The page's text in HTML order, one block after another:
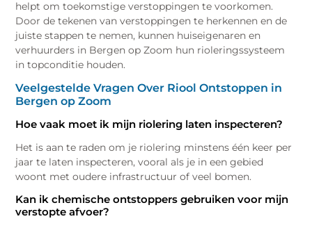
helpt om toekomstige verstoppingen te voorkomen.
Door de tekenen van verstoppingen te herkennen en de
juiste stappen te nemen, kunnen huiseigenaren en
verhuurders in Bergen op Zoom hun rioleringssysteem
in topconditie houden.
Veelgestelde Vragen Over Riool Ontstoppen in
Bergen op Zoom
Hoe vaak moet ik mijn riolering laten inspecteren?
Het is aan te raden om je riolering minstens één keer per
jaar te laten inspecteren, vooral als je in een gebied
woont met oudere infrastructuur of veel bomen.
Kan ik chemische ontstoppers gebruiken voor mijn
verstopte afvoer?